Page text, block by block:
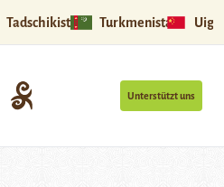
Tadschikistan Turkmenistan
Unterstützt uns